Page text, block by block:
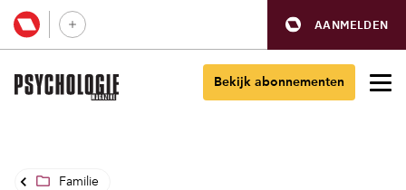
AANMELDEN
Bekijk abonnementen
Familie